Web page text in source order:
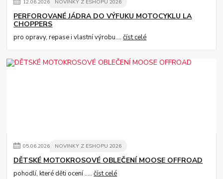
12.06.2026 NOVINKY Z ESHOPU 2026
PERFOROVANÉ JÁDRA DO VÝFUKU MOTOCYKLU LA
CHOPPERS
pro opravy, repase i vlastní výrobu....číst celé
05.06.2026 NOVINKY Z ESHOPU 2026
DĚTSKÉ MOTOKROSOVÉ OBLEČENÍ MOOSE OFFROAD
pohodlí, které děti ocení .....číst celé